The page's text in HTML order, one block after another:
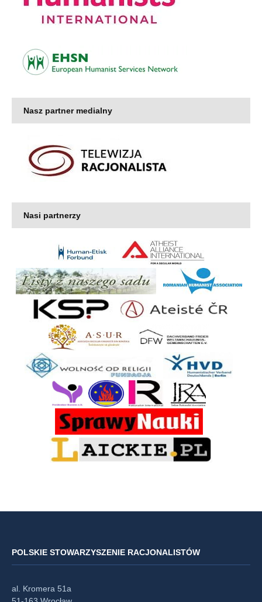
Nasz partner medialny
Nasi partnerzy
POLSKIE STOWARZYSZENIE RACJONALISTÓW
al. Kromera 51a